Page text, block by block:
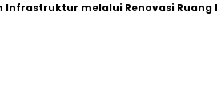
melalui Renovasi Ruang Publik